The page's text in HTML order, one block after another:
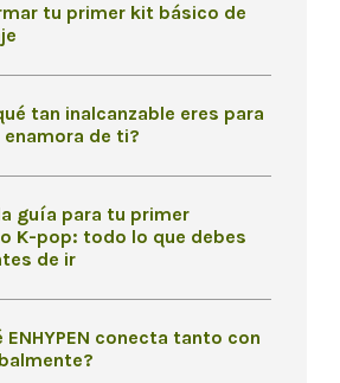
tu primer kit básico de
tan inalcanzable eres para
enamora de ti?
guía para tu primer
K-pop: todo lo que debes
de ir
ENHYPEN conecta tanto con